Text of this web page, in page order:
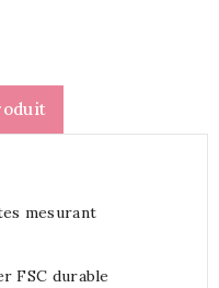
mesurant
FSC durable